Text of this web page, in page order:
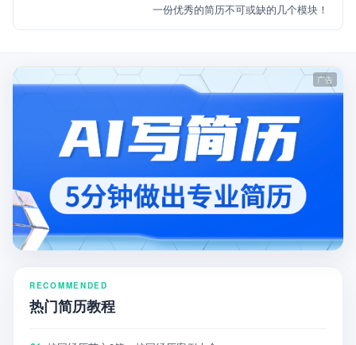
一份优秀的简历不可或缺的几个模块！
RECOMMENDED
热门简历教程